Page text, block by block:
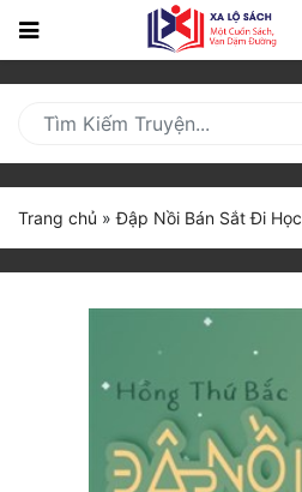
Trang
Mới
Cập
Nhật
(current)
Truyện Mới Ra
Trang chủ »Đập Nồi Bán Sắt Đi Học